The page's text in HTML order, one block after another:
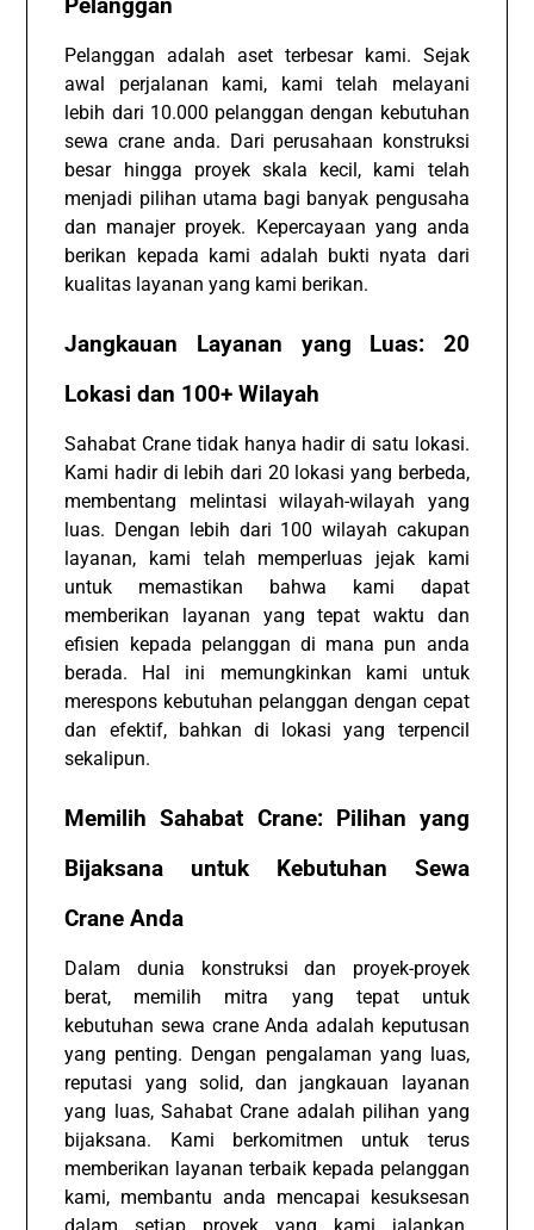
Pelanggan
Pelanggan adalah aset terbesar kami. Sejak
awal perjalanan kami, kami telah melayani
lebih dari 10.000 pelanggan dengan kebutuhan
sewa crane anda. Dari perusahaan konstruksi
besar hingga proyek skala kecil, kami telah
menjadi pilihan utama bagi banyak pengusaha
dan manajer proyek. Kepercayaan yang anda
berikan kepada kami adalah bukti nyata dari
kualitas layanan yang kami berikan.
Jangkauan Layanan yang Luas: 20
Lokasi dan 100+ Wilayah
Sahabat Crane tidak hanya hadir di satu lokasi.
Kami hadir di lebih dari 20 lokasi yang berbeda,
membentang melintasi wilayah-wilayah yang
luas. Dengan lebih dari 100 wilayah cakupan
layanan, kami telah memperluas jejak kami
untuk memastikan bahwa kami dapat
memberikan layanan yang tepat waktu dan
efisien kepada pelanggan di mana pun anda
berada. Hal ini memungkinkan kami untuk
merespons kebutuhan pelanggan dengan cepat
dan efektif, bahkan di lokasi yang terpencil
sekalipun.
Memilih Sahabat Crane: Pilihan yang
Bijaksana untuk Kebutuhan Sewa
Crane Anda
Dalam dunia konstruksi dan proyek-proyek
berat, memilih mitra yang tepat untuk
kebutuhan sewa crane Anda adalah keputusan
yang penting. Dengan pengalaman yang luas,
reputasi yang solid, dan jangkauan layanan
yang luas, Sahabat Crane adalah pilihan yang
bijaksana. Kami berkomitmen untuk terus
memberikan layanan terbaik kepada pelanggan
kami, membantu anda mencapai kesuksesan